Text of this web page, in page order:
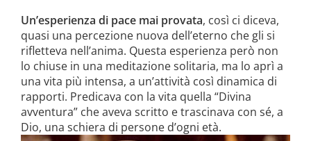
Un’esperienza di pace mai provata, così ci diceva,
quasi una percezione nuova dell’eterno che gli si
rifletteva nell’anima. Questa esperienza però non
lo chiuse in una meditazione soli­taria, ma lo aprì a
una vita più inten­sa, a un’attività così dinamica di
rap­porti. Predicava con la vita quella “Divina
avventura” che aveva scritto e trascinava con sé, a
Dio, una schiera di persone d’ogni età.